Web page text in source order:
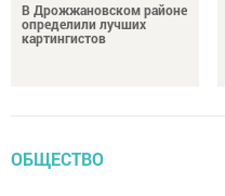
В Дрожжановском районе
определили лучших
картингистов
ОБЩЕСТВО